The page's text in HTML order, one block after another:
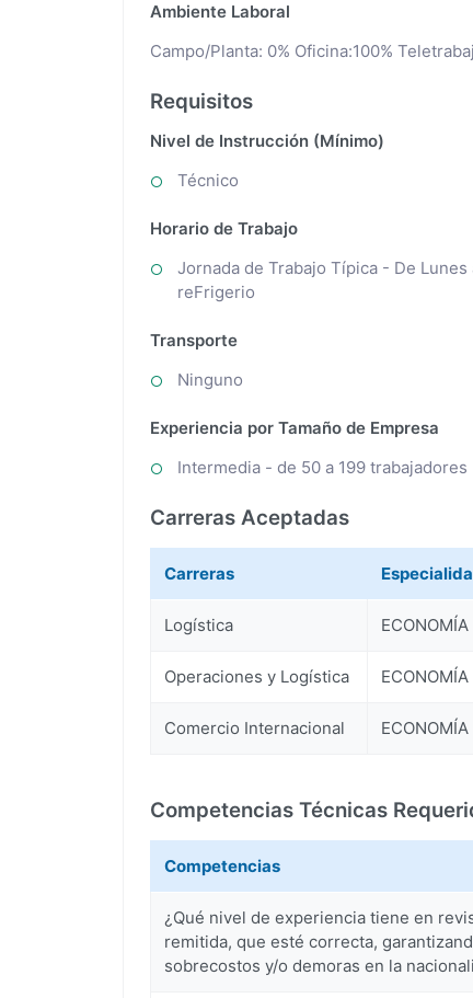
Ambiente Laboral
Campo/Planta: 0% Oficina:100%
Requisitos
Nivel de Instrucción (Mínimo)
Técnico
Horario de Trabajo
Jornada de Trabajo Típica - De
reFrigerio
Transporte
Ninguno
Experiencia por Tamaño de Empresa
Intermedia - de 50 a 199 trabajadores
Carreras Aceptadas
Carreras
Logística ECONOMÍA
Operaciones y Logística ECONOMÍA
Comercio Internacional ECONOMÍA
Competencias Técnicas
Competencias
¿Qué nivel de experiencia tiene en
remitida, que esté correcta,
sobrecostos y/o demoras en la